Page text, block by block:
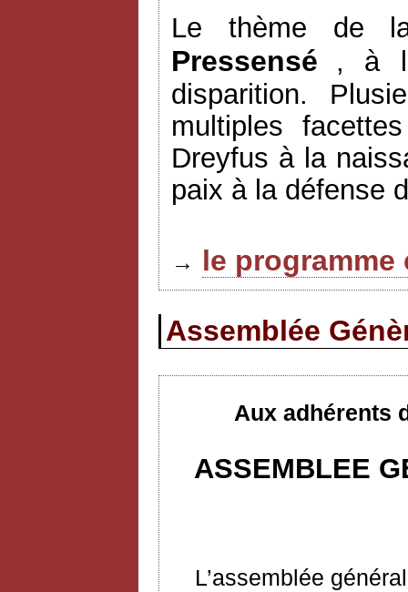
Le thème de
Pressensé
, à
disparition.
multiples
Dreyfus à la
paix à la défense
→ le programme
Assemblée
Aux adhérents
ASSEMBLEE
L’assemblée